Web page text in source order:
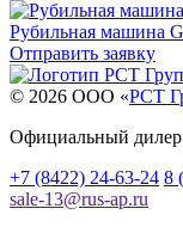
Рубильная машина
Отправить заявку
© 2026 OOO «РСТ
Официальный дилер
+7 (8422) 24-63-24 8
sale-13@rus-ap.ru